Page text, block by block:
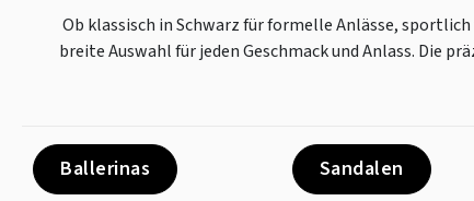
Ob klassisch in Schwarz für formelle Anlässe,
breite Auswahl für jeden Geschmack und Anlass. Die
Ballerinas Sandalen